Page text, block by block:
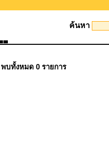
ค้นหา
พบทั้งหมด 0 รายการ